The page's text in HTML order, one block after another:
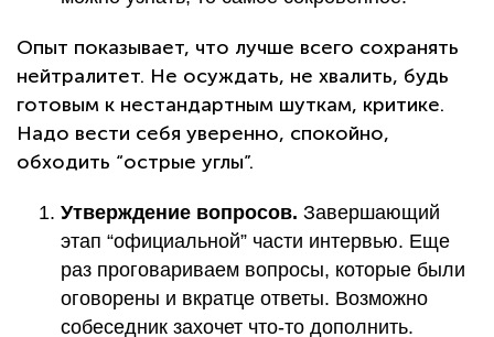
Опыт показывает, что лучше всего сохранять
нейтралитет. Не осуждать, не хвалить, будь
готовым к нестандартным шуткам, критике.
Надо вести себя уверенно, спокойно,
обходить “острые углы”.
Утверждение вопросов. Завершающий
этап “официальной” части интервью. Еще
раз проговариваем вопросы, которые были
оговорены и вкратце ответы. Возможно
собеседник захочет что-то дополнить.